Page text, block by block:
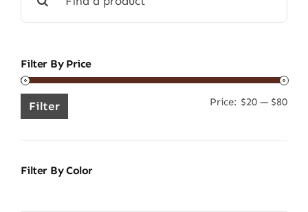
for:
Filter By Price
Min
Filter Price: $20— $80
Filter By Color